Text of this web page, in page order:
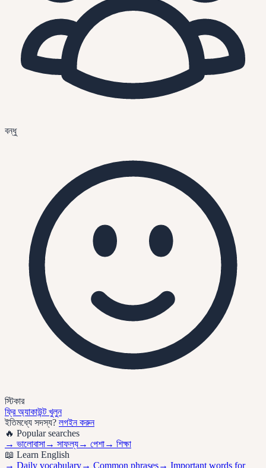
বন্ধু
স্টিকার
ফ্রি অ্যাকাউন্ট খুলুন
ইতিমধ্যে সদস্য? লগইন করুন
🔥 Popular searches
→ ভালোবাসা→ সাফল্য→ পেশা→ শিক্ষা
📖 Learn English
→ Daily vocabulary→ Common phrases→ Important words for